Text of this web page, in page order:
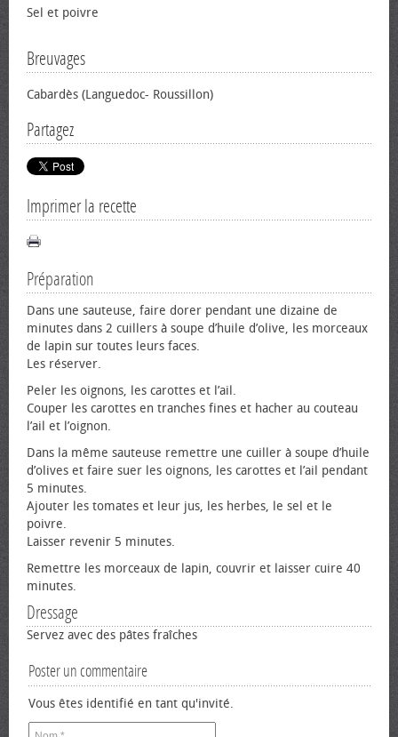
Sel et poivre
Breuvages
Cabardès (Languedoc- Roussillon)
Partagez
Imprimer la recette
Préparation
Dans une sauteuse, faire dorer pendant une dizaine de
minutes dans 2 cuillers à soupe d’huile d’olive, les morceaux
de lapin sur toutes leurs faces.
Les réserver.
Peler les oignons, les carottes et l’ail.
Couper les carottes en tranches fines et hacher au couteau
l’ail et l’oignon.
Dans la même sauteuse remettre une cuiller à soupe d’huile
d’olives et faire suer les oignons, les carottes et l’ail pendant
5 minutes.
Ajouter les tomates et leur jus, les herbes, le sel et le
poivre.
Laisser revenir 5 minutes.
Remettre les morceaux de lapin, couvrir et laisser cuire 40
minutes.
Dressage
Servez avec des pâtes fraîches
Poster un commentaire
Vous êtes identifié en tant qu'invité.